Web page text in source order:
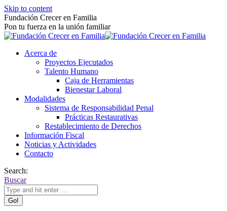
Skip to content
Fundación Crecer en Familia
Pon tu fuerza en la unión familiar
Acerca de
Proyectos Ejecutados
Talento Humano
Caja de Herramientas
Bienestar Laboral
Modalidades
Sistema de Responsabilidad Penal
Prácticas Restaurativas
Restablecimiento de Derechos
Información Fiscal
Noticias y Actividades
Contacto
Search:
Buscar